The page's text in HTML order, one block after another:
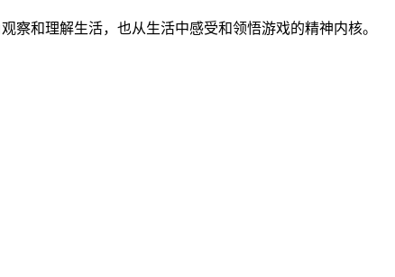
察和理解生活，也从生活中感受和领悟游戏的精神内核。